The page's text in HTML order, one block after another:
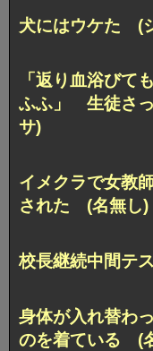
犬にはウケた (
「返り血浴びて
ふふ」 生徒さ
サ)
イメクラで女教
された (名無し)
校長継続中間テ
身体が入れ替わ
のを着ている (